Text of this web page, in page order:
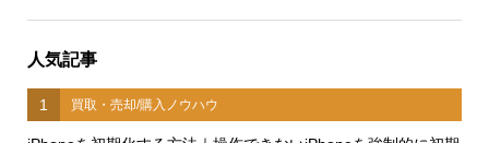
人気記事
1 買取・売却/購入ノウハウ